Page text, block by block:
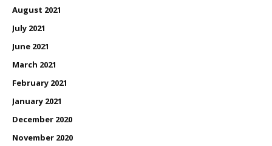
August 2021
July 2021
June 2021
March 2021
February 2021
January 2021
December 2020
November 2020